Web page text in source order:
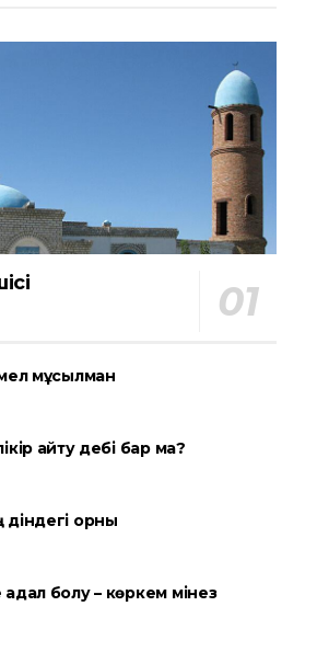
мұсылман
айту әдебі бар ма?
орны
болу – көркем мінез